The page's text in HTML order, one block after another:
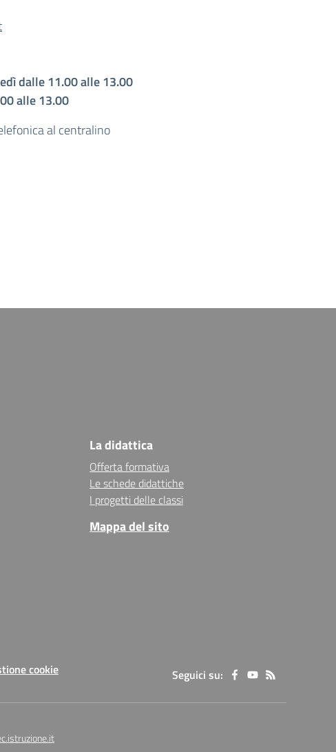
dalle 11.00 alle 13.00
alle 13.00
al centralino
La didattica
Offerta formativa
Le schede didattiche
I progetti delle classi
Mappa del sito
cookie Seguici su: